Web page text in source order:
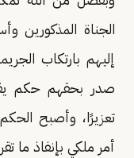
الجناة المذكورين
إليهم بارتكاب
صدر بحقهم حكم
تعزيرًا، وأصبح
أمر ملكي بإنفاذ ما